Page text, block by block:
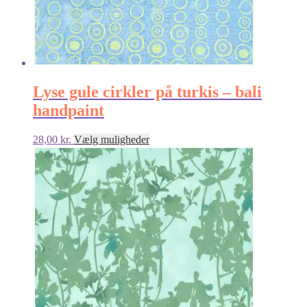
Lyse gule cirkler på turkis – bali
handpaint
28,00 kr. Vælg mulighederDette
vare
har
flere
varianter.
Mulighederne
kan
vælges
på
varesiden